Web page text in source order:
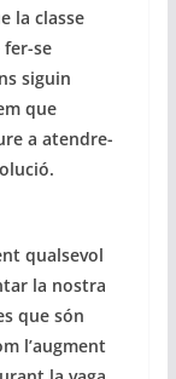
la classe
se
siguin
que
a atendre-
qualsevol
la nostra
que són
l’augment